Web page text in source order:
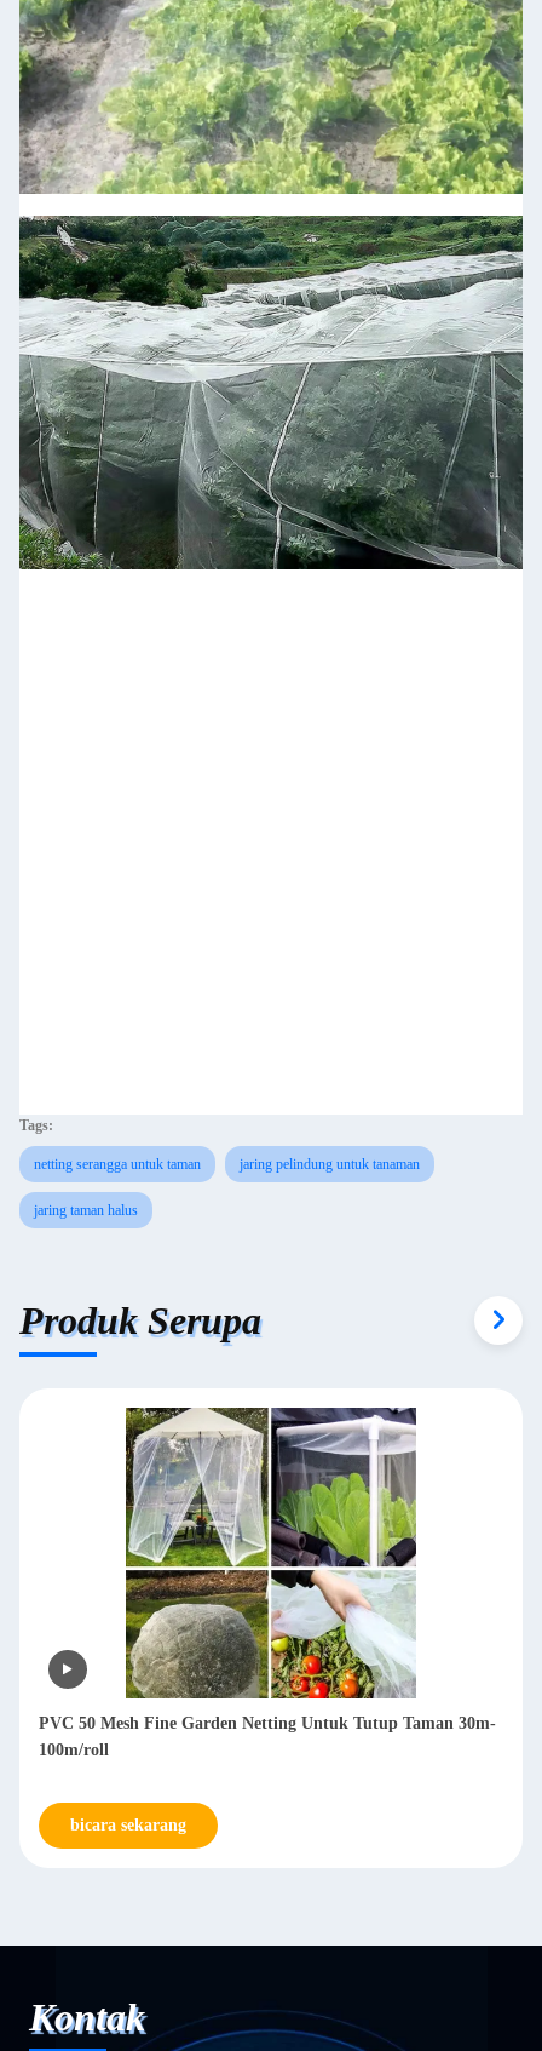
Tags:
netting serangga untuk taman jaring pelindung untuk tanaman
jaring taman halus
Produk Serupa
PVC 50 Mesh Fine Garden Netting Untuk Tutup Taman 30m-
100m/roll
bicara sekarang
Kontak